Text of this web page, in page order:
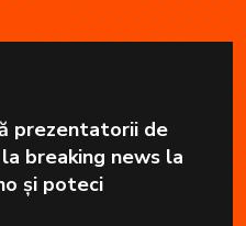
prezentatorii de
breaking news la
și poteci